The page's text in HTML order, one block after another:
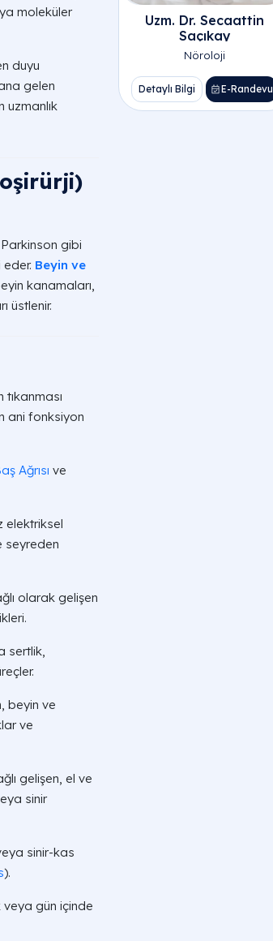
moleküler
duyu
gelen
uzmanlık
gibi
Beyin ve
kanamaları,
üstlenir.
tıkanması
ani fonksiyon
Ağrısı ve
elektriksel
seyreden
olarak gelişen
sertlik,
beyin ve
ve
gelişen, el ve
sinir
sinir-kas
).
veya gün içinde
Uzm. Dr. Secaattin
Saçıkay
Nöroloji
Detaylı Bilgi E-Randevu